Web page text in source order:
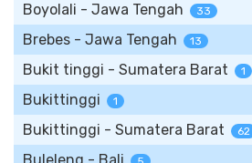
Boyolali - Jawa Tengah 33
Brebes - Jawa Tengah 13
Bukit tinggi - Sumatera Barat 1
Bukittinggi 1
Bukittinggi - Sumatera Barat 62